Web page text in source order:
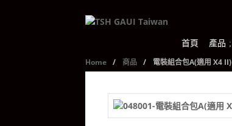
首頁 產品
Home
/ 商品 / 電裝組合包A(適用 X4 II)